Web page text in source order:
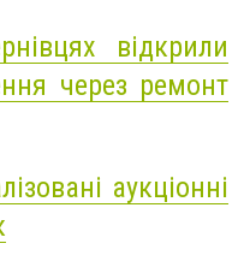
відкрили
через ремонт
аукціонні